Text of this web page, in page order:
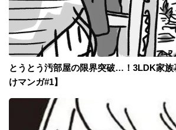
とうとう汚部屋の限界突破…！3LDK家族
けマンガ#1】